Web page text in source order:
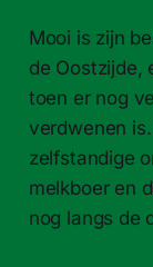
Mooi is zijn
de Oostzijde,
toen er nog
verdwenen
zelfstandige
melkboer en
nog langs de